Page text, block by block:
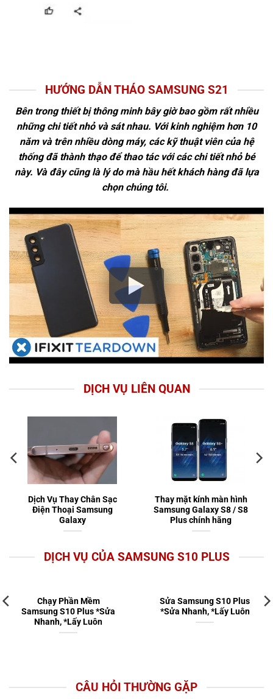
HƯỚNG DẪN THÁO SAMSUNG S21
Bên trong thiết bị thông minh bây giờ bao gồm rất nhiều
những chi tiết nhỏ và sát nhau. Với kinh nghiệm hơn 10
năm và trên nhiều dòng máy, các kỹ thuật viên của hệ
thống đã thành thạo để thao tác với các chi tiết nhỏ bé
này. Và đây cũng là lý do mà hầu hết khách hàng đã lựa
chọn chúng tôi.
DỊCH VỤ LIÊN QUAN
Dịch Vụ Thay Chân Sạc
Điện Thoại Samsung
Galaxy
Thay mặt kính màn hình
Samsung Galaxy S8 / S8
Plus chính hãng
DỊCH VỤ CỦA SAMSUNG S10 PLUS
Chạy Phần Mềm
Samsung S10 Plus *Sửa
Nhanh, *Lấy Luôn
Sửa Samsung S10 Plus
*Sửa Nhanh, *Lấy Luôn
CÂU HỎI THƯỜNG GẶP